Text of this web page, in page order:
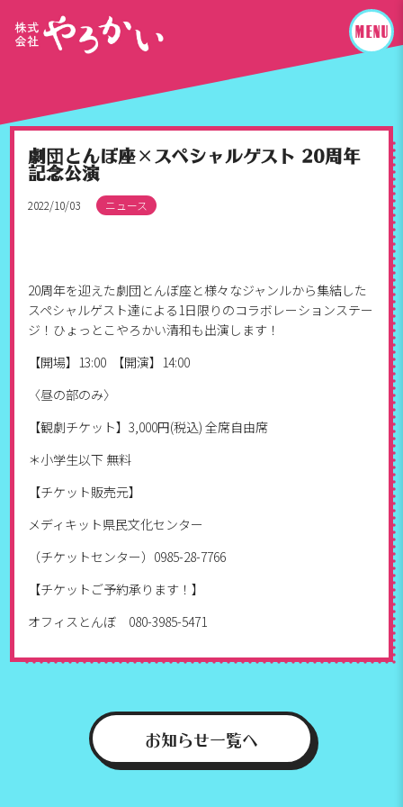
劇団とんぼ座×スペシャルゲスト 20周年
記念公演
2022/10/03 ニュース
20周年を迎えた劇団とんぼ座と様々なジャンルから集結した
スペシャルゲスト達による1日限りのコラボレーションステー
ジ！ひょっとこやろかい清和も出演します！
【開場】13:00 【開演】14:00
〈昼の部のみ〉
【観劇チケット】3,000円(税込) 全席自由席
＊小学生以下 無料
【チケット販売元】
メディキット県民文化センター
（チケットセンター）0985-28-7766
【チケットご予約承ります！】
オフィスとんぼ 080-3985-5471
お知らせ一覧へ